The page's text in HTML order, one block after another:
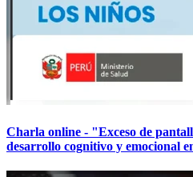
Charla online - "Exceso de
desarrollo cognitivo y emocional